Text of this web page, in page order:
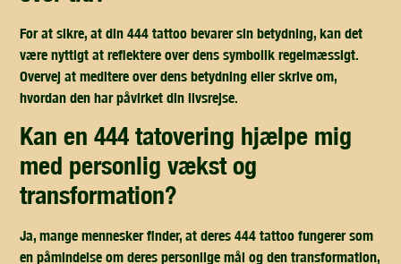
For at sikre, at din 444 tattoo bevarer sin betydning, kan det
være nyttigt at reflektere over dens symbolik regelmæssigt.
Overvej at meditere over dens betydning eller skrive om,
hvordan den har påvirket din livsrejse.
kan en 444 tatovering hjælpe mig
med personlig vækst og
transformation?
Ja, mange mennesker finder, at deres 444 tattoo fungerer som
en påmindelse om deres personlige mål og den transformation,